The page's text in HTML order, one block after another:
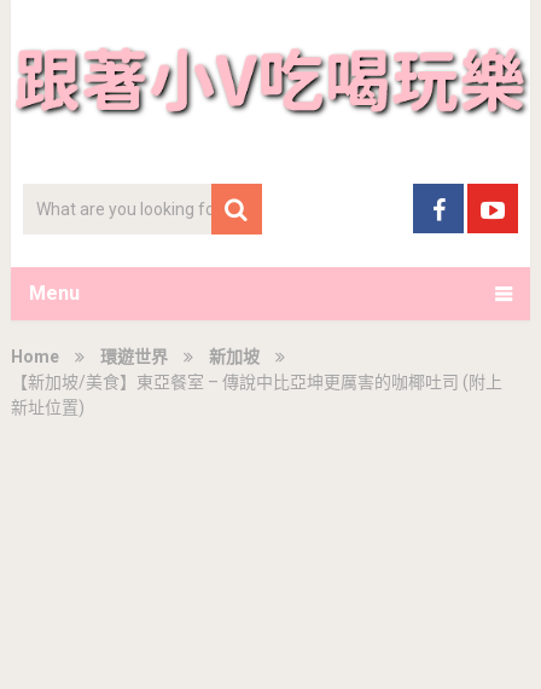
Menu
Home 環遊世界
新加坡
【新加坡/美食】東亞餐室 – 傳說中比亞坤更厲害的咖椰吐司 (附上
新址位置)